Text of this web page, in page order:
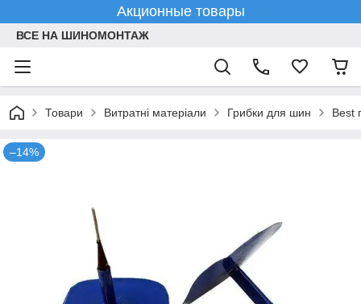
Акционные товары
ВСЕ НА ШИНОМОНТАЖ
Товари Витратні матеріали Грибки для шин Best
–14%